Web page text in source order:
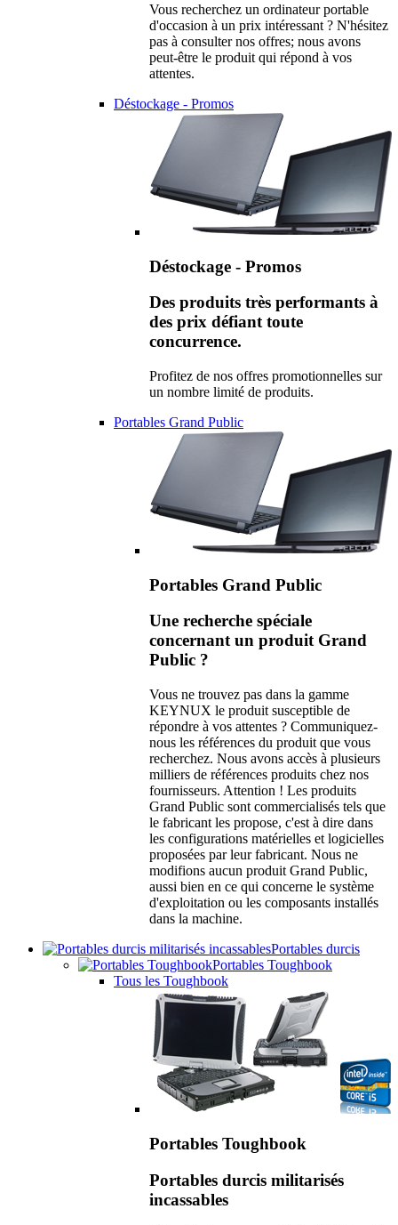
Vous recherchez un ordinateur portable
d'occasion à un prix intéressant ? N'hésitez
pas à consulter nos offres; nous avons
peut-être le produit qui répond à vos
attentes.
Déstockage - Promos
Déstockage - Promos
Des produits très performants à
des prix défiant toute
concurrence.
Profitez de nos offres promotionnelles sur
un nombre limité de produits.
Portables Grand Public
Portables Grand Public
Une recherche spéciale
concernant un produit Grand
Public ?
Vous ne trouvez pas dans la gamme
KEYNUX le produit susceptible de
répondre à vos attentes ? Communiquez-
nous les références du produit que vous
recherchez. Nous avons accès à plusieurs
milliers de références produits chez nos
fournisseurs. Attention ! Les produits
Grand Public sont commercialisés tels que
le fabricant les propose, c'est à dire dans
les configurations matérielles et logicielles
proposées par leur fabricant. Nous ne
modifions aucun produit Grand Public,
aussi bien en ce qui concerne le système
d'exploitation ou les composants installés
dans la machine.
Portables durcis
Portables Toughbook
Tous les Toughbook
Portables Toughbook
Portables durcis militarisés
incassables